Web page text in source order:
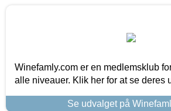
Winefamly.com er en medlemsklub
alle niveauer. Klik her for at se deres
Se udvalget på